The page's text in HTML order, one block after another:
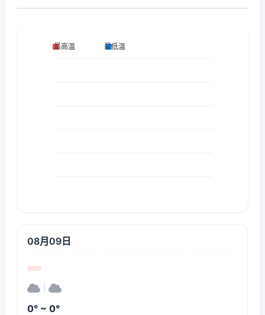
08月09日
0° ~ 0°